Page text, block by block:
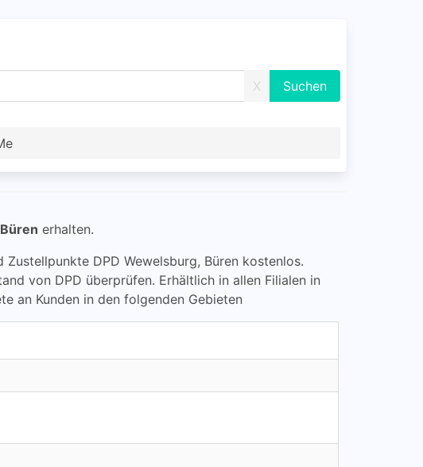
X
erhalten.
Zustellpunkte DPD Wewelsburg, Büren kostenlos.
von DPD überprüfen. Erhältlich in allen Filialen in
an Kunden in den folgenden Gebieten